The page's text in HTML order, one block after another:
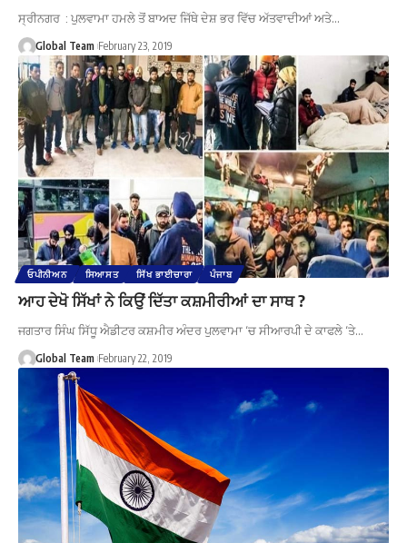
ਸ੍ਰੀਨਗਰ : ਪੁਲਵਾਮਾ ਹਮਲੇ ਤੋਂ ਬਾਅਦ ਜਿੱਥੇ ਦੇਸ਼ ਭਰ ਵਿੱਚ ਅੱਤਵਾਦੀਆਂ ਅਤੇ…
Global Team February 23, 2019
ਓਪੀਨੀਅਨ ਸਿਆਸਤ ਸਿੱਖ ਭਾਈਚਾਰਾ ਪੰਜਾਬ
ਆਹ ਦੇਖੋ ਸਿੱਖਾਂ ਨੇ ਕਿਉਂ ਦਿੱਤਾ ਕਸ਼ਮੀਰੀਆਂ ਦਾ ਸਾਥ ?
ਜਗਤਾਰ ਸਿੰਘ ਸਿੱਧੂ ਐਡੀਟਰ ਕਸ਼ਮੀਰ ਅੰਦਰ ਪੁਲਵਾਮਾ ‘ਚ ਸੀਆਰਪੀ ਦੇ ਕਾਫਲੇ ‘ਤੇ…
Global Team February 22, 2019